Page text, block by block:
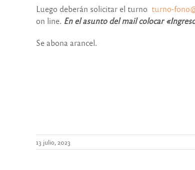
Luego deberán solicitar el turno turno-
on line. En el asunto del mail colocar
Se abona arancel.
13 julio, 2023